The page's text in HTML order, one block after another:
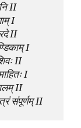
II
I
II
I
II
I
II
संपूर्णम् II